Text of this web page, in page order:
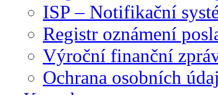
ISP – Notifikační
Registr oznámení
Výroční finanční
Ochrana osobních